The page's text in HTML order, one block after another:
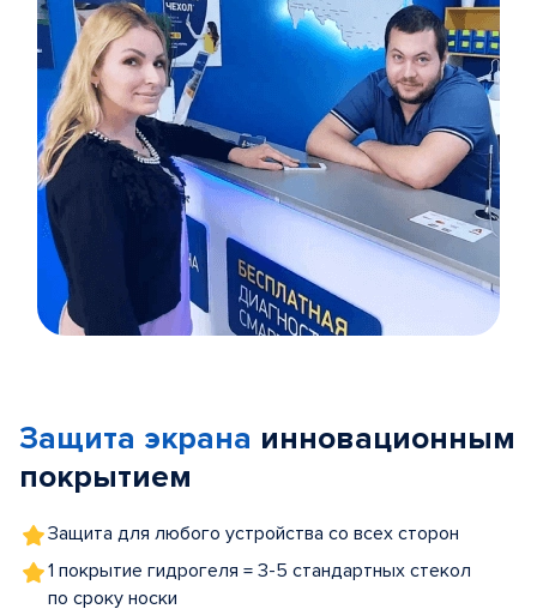
5
Защита экрана инновационным
покрытием
Защита для любого устройства со всех сторон
1 покрытие гидрогеля = 3-5 стандартных стекол
по сроку носки